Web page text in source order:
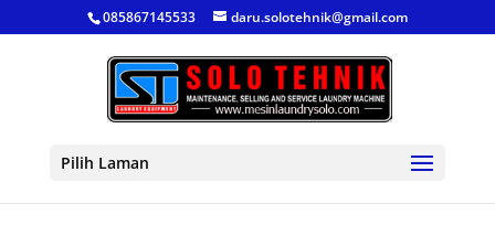
085867145533 daru.solotehnik@gmail.com
Pilih Laman